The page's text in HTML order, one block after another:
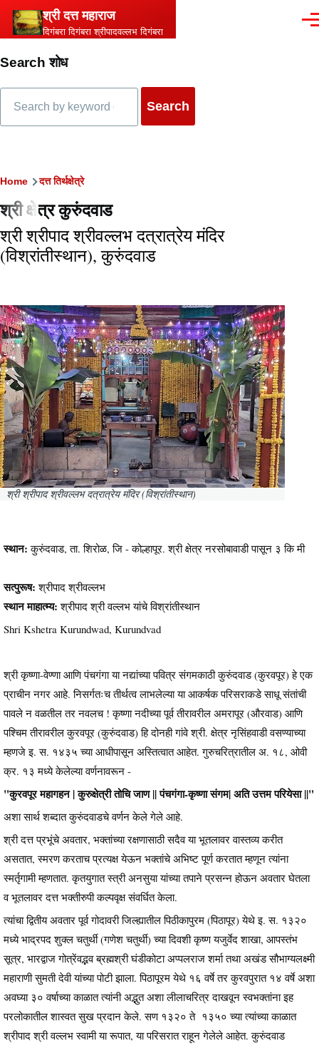
Skip to main content
श्री दत्त महाराज
दिगंबरा दिगंबरा श्रीपादवल्लभ दिगंबरा
Search शोध
Breadcrumb
Home दत्त तिर्थक्षेत्रे
श्री क्षेत्र कुरुंदवाड
श्री श्रीपाद श्रीवल्लभ दत्रात्रेय मंदिर
(विश्रांतीस्थान), कुरुंदवाड
श्री श्रीपाद श्रीवल्लभ दत्रात्रेय मंदिर (विश्रांतीस्थान)
स्थान: कुरुंदवाड, ता. शिरोळ, जि - कोल्हापूर. श्री क्षेत्र नरसोबावाडी पासून ३ कि मी
सत्पुरूष: श्रीपाद श्रीवल्लभ
स्थान माहात्म्य: श्रीपाद श्री वल्लभ यांचे विश्रांतीस्थान
Shri Kshetra Kurundwad, Kurundvad
श्री कृष्णा-वेण्णा आणि पंचगंगा या नद्यांच्या पवित्र संगमकाठी कुरुंदवाड (कुरवपूर) हे एक
प्राचीन नगर आहे. निसर्गतःच तीर्थत्व लाभलेल्या या आकर्षक परिसराकडे साधू संतांची
पावले न वळतील तर नवलच ! कृष्णा नदीच्या पूर्व तीरावरील अमरापूर (औरवाड) आणि
पश्चिम तीरावरील कुरवपूर (कुरुंदवाड) हि दोनही गांवे श्री. क्षेत्र नृसिंहवाडी वसण्याच्या
म्हणजे इ. स. १४३५ च्या आधीपासून अस्तित्वात आहेत. गुरुचरित्रातील अ. १८, ओवी
क्र. १३ मध्ये केलेल्या वर्णनावरून -
"कुरवपूर महागहन | कुरुक्षेत्री तोचि जाण || पंचगंगा-कृष्णा संगम| अति उत्तम परियेसा ||"
अशा सार्थ शब्दात कुरुंदवाडचे वर्णन केले गेले आहे.
श्री दत्त प्रभूंचे अवतार, भक्तांच्या रक्षणासाठी सदैव या भूतलावर वास्तव्य करीत
असतात, स्मरण करताच प्रत्यक्ष येऊन भक्तांचे अभिष्ट पूर्ण करतात म्हणून त्यांना
स्मर्तृगामी म्हणतात. कृतयुगात स्त्री अनसुया यांच्या तपाने प्रसन्न होऊन अवतार घेतला
व भूतलावर दत्त भक्तीरुपी कल्पवृक्ष संवर्धित केला.
त्यांचा द्वितीय अवतार पूर्व गोदावरी जिल्ह्यातील पिठीकापुरम (पिठापूर) येथे इ. स. १३२०
मध्ये भाद्रपद शुक्ल चतुर्थी (गणेश चतुर्थी) च्या दिवशी कृष्ण यजुर्वेद शाखा, आपस्तंभ
सूत्र, भारद्वाज गोत्रेंवद्भव ब्रह्मश्री घंडीकोटा अप्पलराज शर्मा तथा अखंड सौभाग्यलक्ष्मी
महाराणी सुमती देवी यांच्या पोटी झाला. पिठापूरम येथे १६ वर्षे तर कुरवपुरात १४ वर्षे अशा
अवघ्या ३० वर्षाच्या काळात त्यांनी अद्भुत अशा लीलाचरित्र दाखवून स्वभक्तांना इह
परलोकातील शास्वत सुख प्रदान केले. सण १३२० ते १३५० च्या त्यांच्या काळात
श्रीपाद श्री वल्लभ स्वामी या रूपात, या परिसरात राहून गेलेले आहेत. कुरुंदवाड